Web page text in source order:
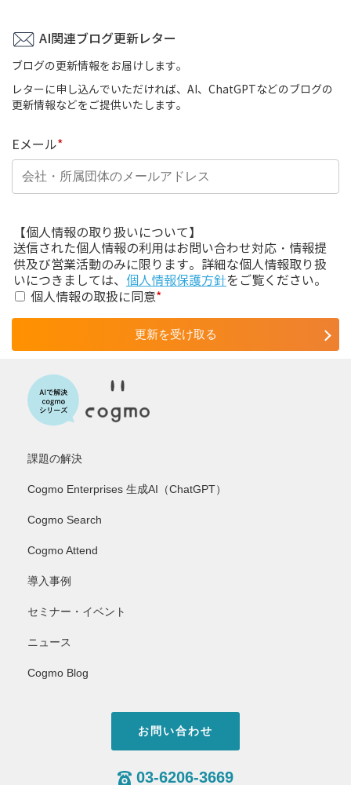
AI関連ブログ更新レター
ブログの更新情報をお届けします。
レターに申し込んでいただければ、AI、ChatGPTなどのブログの
更新情報などをご提供いたします。
Eメール*
【個人情報の取り扱いについて】
送信された個人情報の利用はお問い合わせ対応・情報提
供及び営業活動のみに限ります。詳細な個人情報取り扱
いにつきましては、 個人情報保護方針をご覧ください。
個人情報の取扱に同意*
課題の解決
Cogmo Enterprises 生成AI（ChatGPT）
Cogmo Search
Cogmo Attend
導入事例
セミナー・イベント
ニュース
Cogmo Blog
お問い合わせ
03-6206-3669